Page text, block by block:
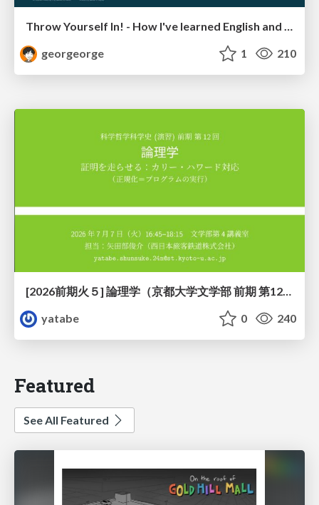
georgeorge
1 210
[2026前期火５] 論理学（京都大学文学部 前期 第12回）「証明を走らせる：カリー・ハワード対応」
yatabe
0 240
Featured
See All Featured